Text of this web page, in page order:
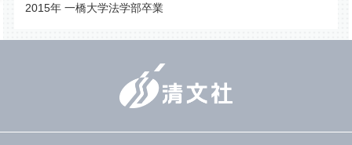
2015年 一橋大学法学部卒業